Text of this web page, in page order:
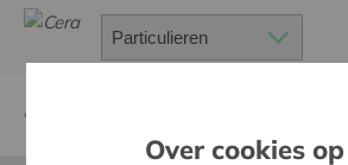
Over cookies op